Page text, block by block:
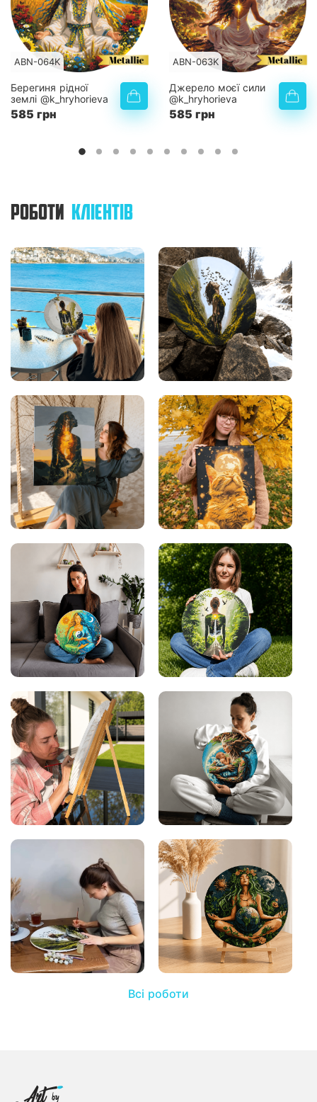
ABN-064K
Берегиня рідної
землі @k_hryhorieva
585 грн
ABN-063K
Джерело моєї сили
@k_hryhorieva
585 грн
РОБОТИ КЛІЄНТІВ
Всі роботи